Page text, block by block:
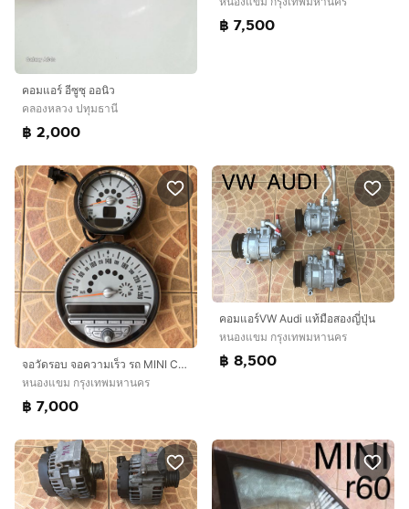
คอมแอร์ อีซูซุ ออนิว
คลองหลวง ปทุมธานี
฿ 2,000
฿ 7,500
จอวัดรอบ จอความเร็ว รถ MINI Cooper S
หนองแขม กรุงเทพมหานคร
฿ 7,000
คอมแอร์VW Audi แท้มือสองญี่ปุ่น
หนองแขม กรุงเทพมหานคร
฿ 8,500